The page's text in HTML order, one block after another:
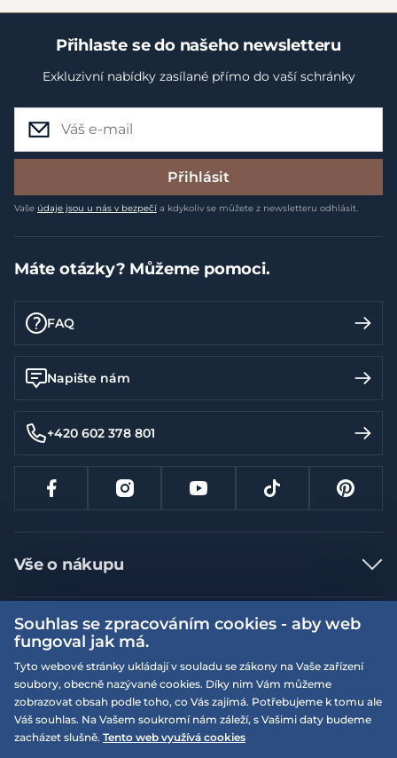
Přihlaste se do našeho newsletteru
Exkluzivní nabídky zasílané přímo do vaší schránky
Přihlásit
Vaše údaje jsou u nás v bezpečí a kdykoliv se můžete z newsletteru odhlásit.
Máte otázky? Můžeme pomoci.
FAQ
Napište nám
+420 602 378 801
Vše o nákupu
Jak nakupovat
Nejčastější dotazy
Doprava a platba
Vrácení a výměna zboží
Reklamace
Velikostní tabulky
Více informací
Obchodní podmínky
Podmínky EQS věrnostního klubu
On-line katalogy
Naše prodejny
EQS Rudná
Souhlas se zpracováním cookies - aby web
fungoval jak má.
Tyto webové stránky ukládají v souladu se zákony na Vaše zařízení
soubory, obecně nazývané cookies. Díky nim Vám můžeme
zobrazovat obsah podle toho, co Vás zajímá. Potřebujeme k tomu ale
Váš souhlas. Na Vašem soukromí nám záleží, s Vašimi daty budeme
zacházet slušně. Tento web využívá cookies